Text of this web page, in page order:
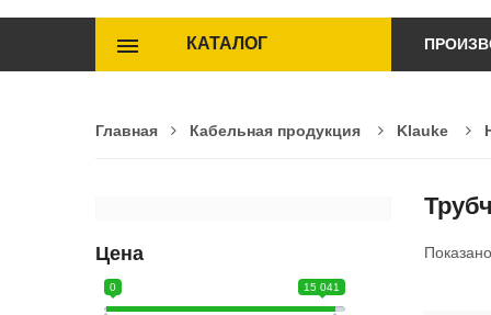
КАТАЛОГ
Главная Кабельная продукция Klauke
Цена
0 15 041
Показано